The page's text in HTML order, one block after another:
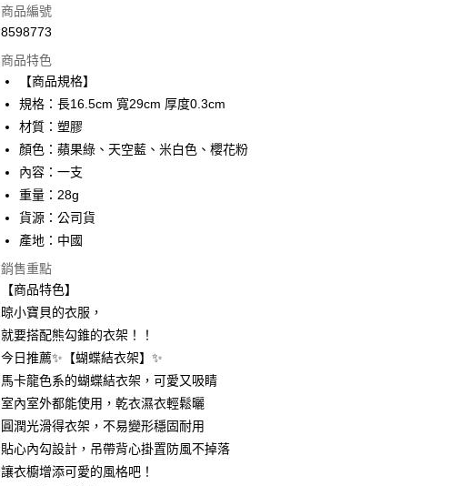
信用卡一次付款
3 期 0 利率 每期
合作金庫商業銀行
第一商業銀行
華南商業銀行
國泰世華商業銀行
兆豐國際商業銀行
臺灣中小企業銀行
匯豐（台灣）商業銀行
聯邦商業銀行
元大商業銀行
台新國際商業銀行
台灣樂天信用卡公司
超商取貨付款
Apple Pay
悠遊付
AFTEE先享後付
相關說明
【關於「AFTEE先享後付」】
AFTEE先享後付是「在收到商品之後才付款」的支付方式。 讓您購物簡單
１．簡單：不需註冊會員、不需綁卡、不需儲值。
２．便利：只要手機號碼，簡訊認證，即可結帳。
３．安心：先確認商品／服務後，再付款。
【「AFTEE先享後付」結帳流程】
１．於結帳方式選擇「AFTEE先享後付」後，將跳轉至「AFTEE先享後
２．訂單成立數日內，您將收到繳費通知簡訊。
ATM付款
運送方式
全家取貨付款
每筆NT$60，滿NT$399(含以上)免運費
付款後全家取貨
商品編號
8598773
商品特色
【商品規格】
規格：長16.5cm 寬29cm 厚度0.3cm
材質：塑膠
顏色：蘋果綠、天空藍、米白色、櫻花粉
內容：一支
重量：28g
貨源：公司貨
產地：中國
銷售重點
【商品特色】
晾小寶貝的衣服，
就要搭配熊勾錐的衣架！！
今日推薦✨【蝴蝶結衣架】✨
馬卡龍色系的蝴蝶結衣架，可愛又吸睛
室內室外都能使用，乾衣濕衣輕鬆曬
圓潤光滑得衣架，不易變形穩固耐用
貼心內勾設計，吊帶背心掛置防風不掉落
讓衣櫥增添可愛的風格吧！